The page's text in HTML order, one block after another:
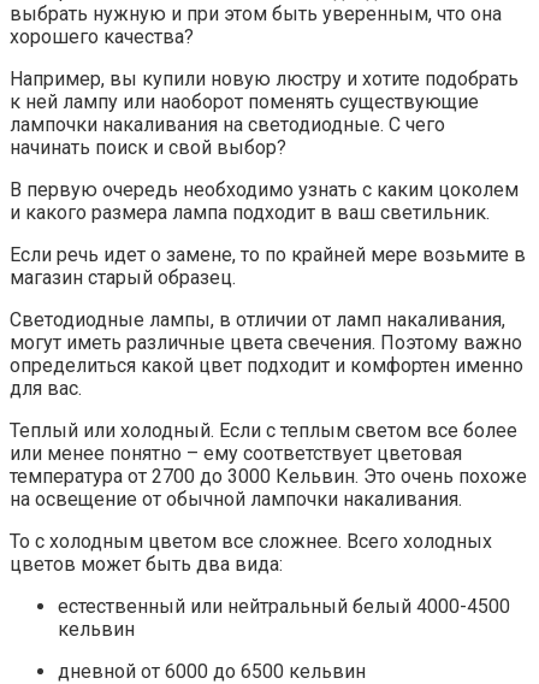
выбрать нужную и при этом быть уверенным, что она
хорошего качества?
Например, вы купили новую люстру и хотите подобрать
к ней лампу или наоборот поменять существующие
лампочки накаливания на светодиодные. С чего
начинать поиск и свой выбор?
В первую очередь необходимо узнать с каким цоколем
и какого размера лампа подходит в ваш светильник.
Если речь идет о замене, то по крайней мере возьмите в
магазин старый образец.
Светодиодные лампы, в отличии от ламп накаливания,
могут иметь различные цвета свечения. Поэтому важно
определиться какой цвет подходит и комфортен именно
для вас.
Теплый или холодный. Если с теплым светом все более
или менее понятно – ему соответствует цветовая
температура от 2700 до 3000 Кельвин. Это очень похоже
на освещение от обычной лампочки накаливания.
То с холодным цветом все сложнее. Всего холодных
цветов может быть два вида:
естественный или нейтральный белый 4000-4500
кельвин
дневной от 6000 до 6500 кельвин